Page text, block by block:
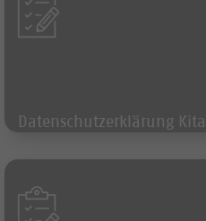
Datenschutzerklärung Kita